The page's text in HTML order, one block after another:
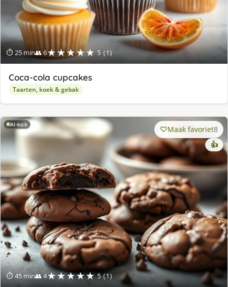
⏱ 25 min👥 6★★★★★ 5 (1)
Coca-cola cupcakes
Taarten, koek & gebak
AI-kok
⏱ 45 min👥 4★★★★★ 5 (1)
Maak favoriet8
👍